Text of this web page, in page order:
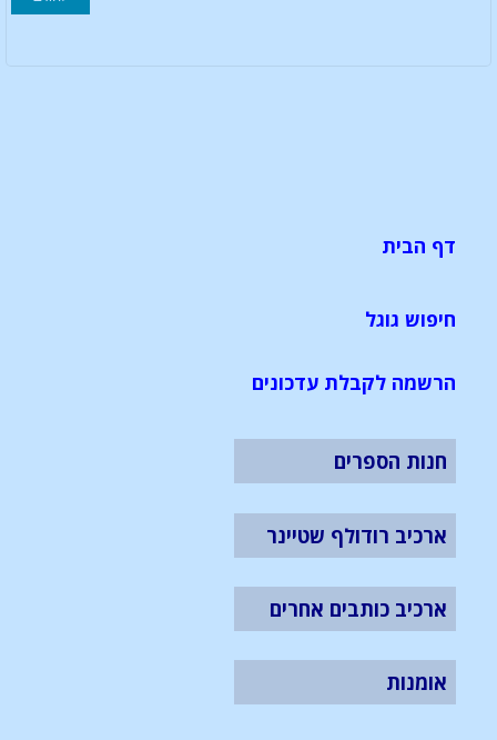
דף הבית
חיפוש גוגל
הרשמה לקבלת עדכונים
חנות הספרים
ארכיב רודולף שטיינר
ארכיב כותבים אחרים
אומנות